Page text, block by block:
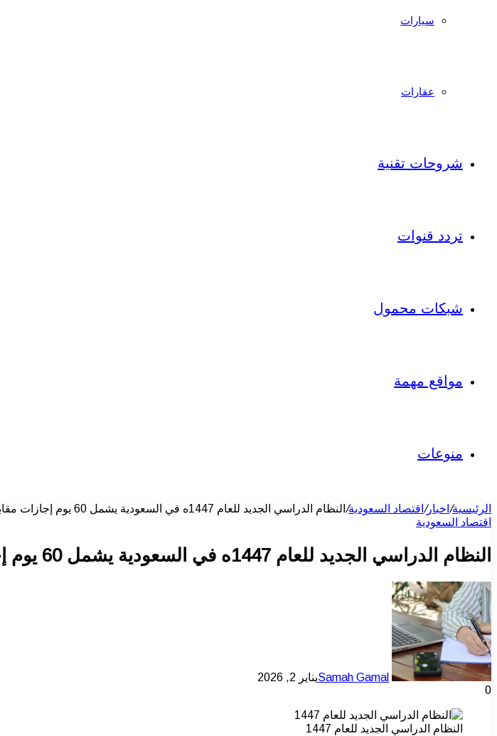
سيارات
عقارات
شروحات تقنية
تردد قنوات
شبكات محمول
مواقع مهمة
منوعات
الرئيسية/ اخبار/ اقتصاد السعودية/ النظام الدراسي الجديد للعام 1447ه في السعودية يشمل 60 يوم إجازات مقابل 180 يوم دراسة
اقتصاد السعودية
النظام الدراسي الجديد للعام 1447ه في السعودية يشمل 60 يوم إجازات مقابل 180 يوم دراسة
Samah Gamalيناير 2, 2026
0
النظام الدراسي الجديد للعام 1447